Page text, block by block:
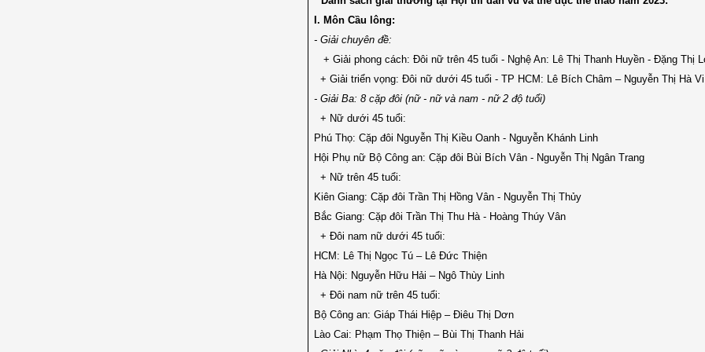
I. Môn Cầu lông:
- Giải chuyên đề:
+ Giải phong cách: Đôi nữ trên 45 tuổi - Nghệ An: Lê Thị Thanh Huyền - Đặng Thị
+ Giải triển vọng: Đôi nữ dưới 45 tuổi - TP HCM: Lê Bích Châm – Nguyễn Thị Hà Vi
- Giải Ba: 8 cặp đôi (nữ - nữ và nam - nữ 2 độ tuổi)
+ Nữ dưới 45 tuổi:
Phú Thọ: Cặp đôi Nguyễn Thị Kiều Oanh - Nguyễn Khánh Linh
Hội Phụ nữ Bộ Công an: Cặp đôi Bùi Bích Vân - Nguyễn Thị Ngân Trang
+ Nữ trên 45 tuổi:
Kiên Giang: Cặp đôi Trần Thị Hồng Vân - Nguyễn Thị Thủy
Bắc Giang: Cặp đôi Trần Thị Thu Hà - Hoàng Thúy Vân
+ Đôi nam nữ dưới 45 tuổi:
HCM: Lê Thị Ngọc Tú – Lê Đức Thiện
Hà Nội: Nguyễn Hữu Hải – Ngô Thùy Linh
+ Đôi nam nữ trên 45 tuổi:
Bộ Công an: Giáp Thái Hiệp – Điêu Thị Dơn
Lào Cai: Phạm Thọ Thiện – Bùi Thị Thanh Hải